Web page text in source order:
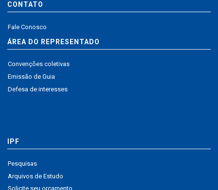
CONTATO
Fale Conosco
ÁREA DO REPRESENTADO
Convenções coletivas
Emissão de Guia
Defesa de interesses
IPF
Pesquisas
Arquivos de Estudo
Solicite seu orçamento